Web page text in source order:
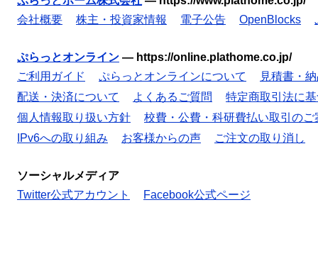
会社概要
株主・投資家情報 電子公告 OpenBlocks
ぷらっとオンライン — https://online.plathome.co.jp/
ご利用ガイド
ぷらっとオンラインについて
見積書・
配送・決済について
よくあるご質問
特定商取引法に
個人情報取り扱い方針
校費・公費・科研費払い取引のご
IPv6への取り組み
お客様からの声 ご注文の取り消し
ソーシャルメディア
Twitter公式アカウント
Facebook公式ページ